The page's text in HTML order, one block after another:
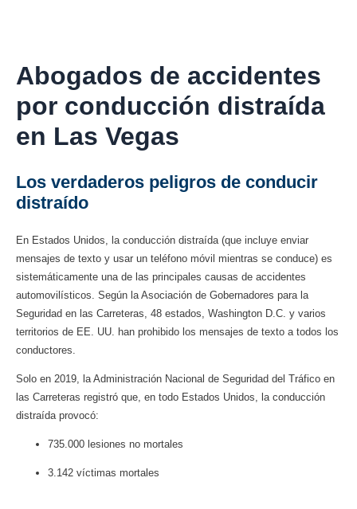
Abogados de accidentes
por conducción distraída
en Las Vegas
Los verdaderos peligros de conducir
distraído
En Estados Unidos, la conducción distraída (que incluye enviar
mensajes de texto y usar un teléfono móvil mientras se conduce) es
sistemáticamente una de las principales causas de accidentes
automovilísticos. Según la Asociación de Gobernadores para la
Seguridad en las Carreteras, 48 ​​estados, Washington D.C. y varios
territorios de EE. UU. han prohibido los mensajes de texto a todos los
conductores.
Solo en 2019, la Administración Nacional de Seguridad del Tráfico en
las Carreteras registró que, en todo Estados Unidos, la conducción
distraída provocó:
735.000 lesiones no mortales
3.142 víctimas mortales